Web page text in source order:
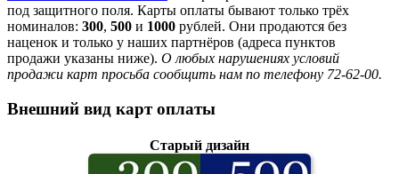
под защитного поля. Карты оплаты бывают только трёх
номиналов: 300, 500 и 1000 рублей. Они продаются без
наценок и только у наших партнёров (адреса пунктов
продажи указаны ниже). О любых нарушениях условий
продажи карт просьба сообщить нам по телефону 72-62-00.
Внешний вид карт оплаты
Старый дизайн